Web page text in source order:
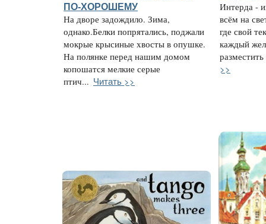
ПО-ХОРОШЕМУ
На дворе задождило. Зима,
однако.Белки попрятались, поджали
мокрые крысиные хвосты в опушке.
На полянке перед нашим домом
копошатся мелкие серые
птич... Читать >>
Интерда -
всём на
где свой
каждый
>>